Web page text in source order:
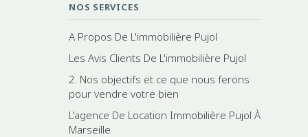
NOS SERVICES
A Propos De L'immobilière Pujol
Les Avis Clients De L'immobilière Pujol
2. Nos objectifs et ce que nous ferons
pour vendre votre bien
L'agence De Location Immobilière Pujol À
Marseille